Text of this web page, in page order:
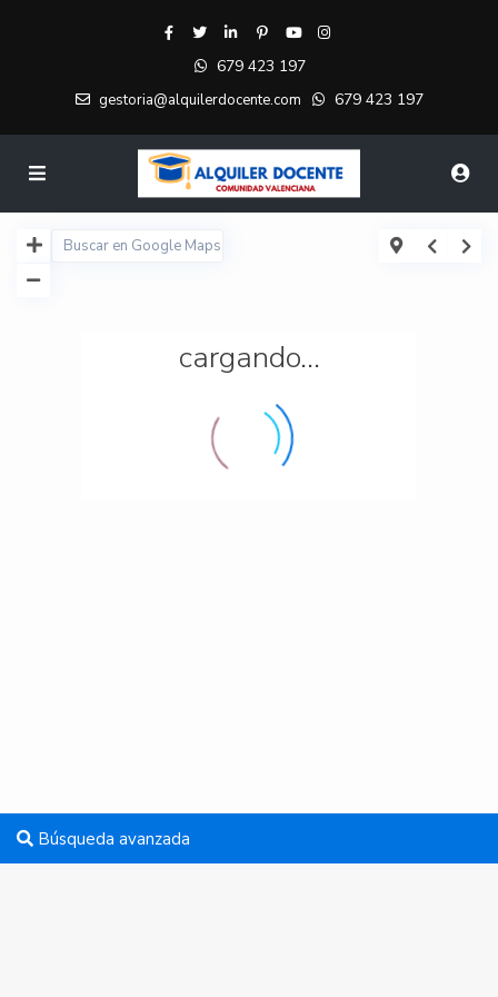
679 423 197
gestoria@alquilerdocente.com 679 423 197
cargando...
Búsqueda avanzada